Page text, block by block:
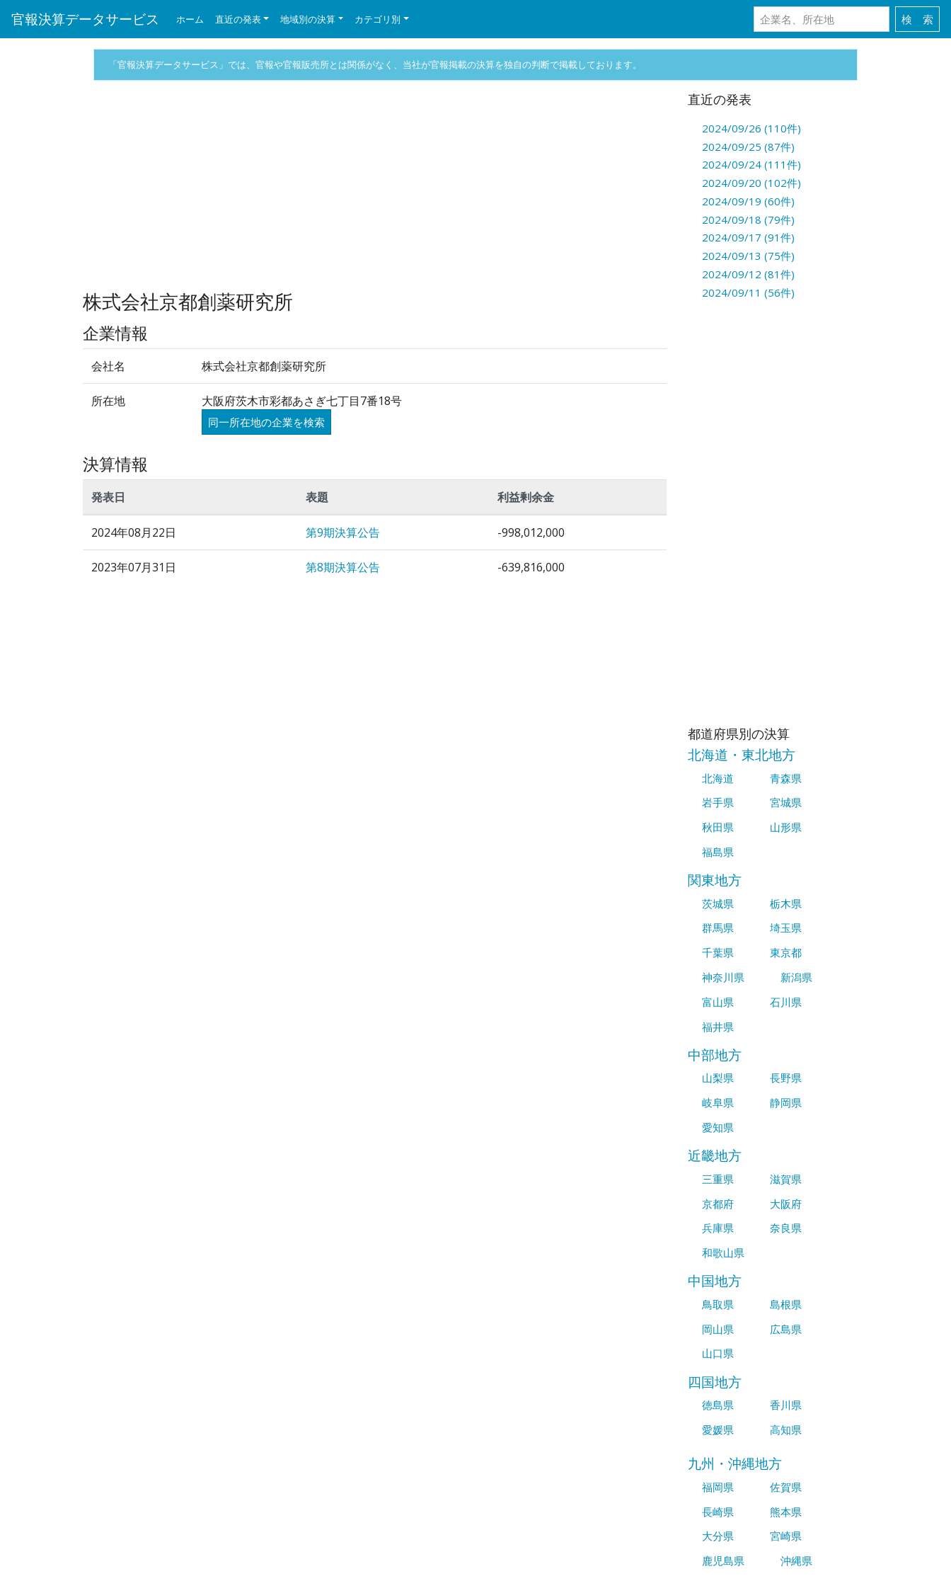
官報決算データサービス ホーム 直近の発表 地域別の決算 カテゴリ別
「官報決算データサービス」では、官報や官報販売所とは関係がなく、当社が官報掲載の決算を独自の判断で掲載しております。
株式会社京都創薬研究所
企業情報
会社名 株式会社京都創薬研究所
所在地 大阪府茨木市彩都あさぎ七丁目7番18号
同一所在地の企業を検索
決算情報
発表日 表題 利益剰余金
2024年08月22日 第9期決算公告 -998,012,000
2023年07月31日 第8期決算公告 -639,816,000
直近の発表
2024/09/26 (110件)
2024/09/25 (87件)
2024/09/24 (111件)
2024/09/20 (102件)
2024/09/19 (60件)
2024/09/18 (79件)
2024/09/17 (91件)
2024/09/13 (75件)
2024/09/12 (81件)
2024/09/11 (56件)
都道府県別の決算
北海道・東北地方
北海道
青森県
岩手県
宮城県
秋田県
山形県
福島県
関東地方
茨城県
栃木県
群馬県
埼玉県
千葉県
東京都
神奈川県
新潟県
富山県
石川県
福井県
中部地方
山梨県
長野県
岐阜県
静岡県
愛知県
近畿地方
三重県
滋賀県
京都府
大阪府
兵庫県
奈良県
和歌山県
中国地方
鳥取県
島根県
岡山県
広島県
山口県
四国地方
徳島県
香川県
愛媛県
高知県
九州・沖縄地方
福岡県
佐賀県
長崎県
熊本県
大分県
宮崎県
鹿児島県
沖縄県